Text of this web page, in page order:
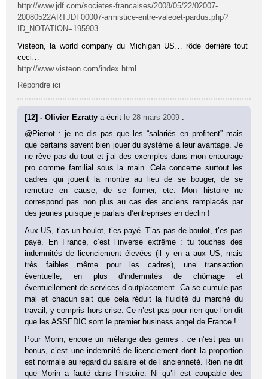
http://www.jdf.com/societes-francaises/2008/05/22/02007-
20080522ARTJDF00007-armistice-entre-valeoet-pardus.php?
ID_NOTATION=195903
Visteon, la world company du Michigan US… rôde derrière tout
ceci…
http://www.visteon.com/index.html
Répondre ici
[12] - Olivier Ezrattya écrit le 28 mars 2009 :
@Pierrot : je ne dis pas que les “salariés en profitent” mais
que certains savent bien jouer du système à leur avantage. Je
ne rêve pas du tout et j’ai des exemples dans mon entourage
pro comme familial sous la main. Cela concerne surtout les
cadres qui jouent la montre au lieu de se bouger, de se
remettre en cause, de se former, etc. Mon histoire ne
correspond pas non plus au cas des anciens remplacés par
des jeunes puisque je parlais d’entreprises en déclin !
Aux US, t’as un boulot, t’es payé. T’as pas de boulot, t’es pas
payé. En France, c’est l’inverse extrême : tu touches des
indemnités de licenciement élevées (il y en a aux US, mais
très faibles même pour les cadres), une transaction
éventuelle, en plus d’indemnités de chômage et
éventuellement de services d’outplacement. Ca se cumule pas
mal et chacun sait que cela réduit la fluidité du marché du
travail, y compris hors crise. Ce n’est pas pour rien que l’on dit
que les ASSEDIC sont le premier business angel de France !
Pour Morin, encore un mélange des genres : ce n’est pas un
bonus, c’est une indemnité de licenciement dont la proportion
est normale au regard du salaire et de l’ancienneté. Rien ne dit
que Morin a fauté dans l’histoire. Ni qu’il est coupable des